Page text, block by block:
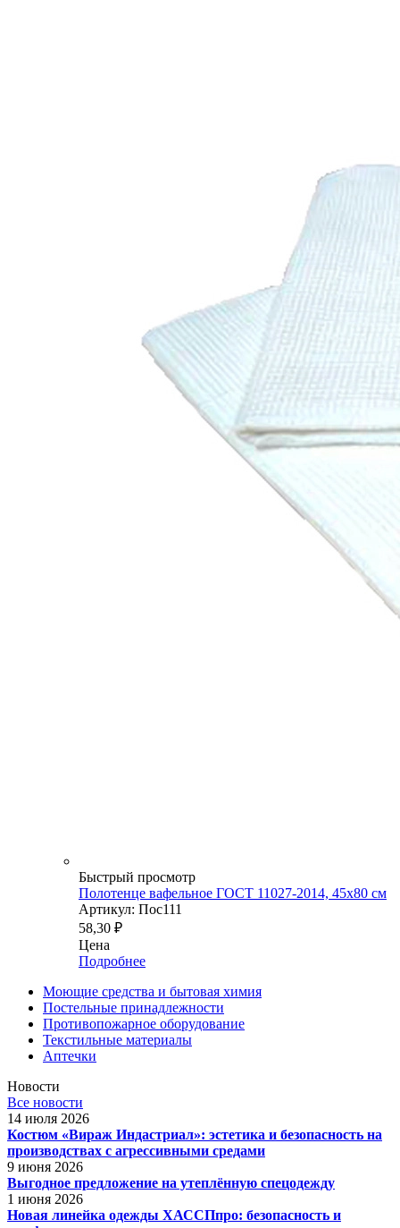
Быстрый просмотр
Полотенце вафельное ГОСТ 11027-2014, 45х80 см
Артикул: Пос111
58,30 ₽
Цена
Подробнее
Моющие средства и бытовая химия
Постельные принадлежности
Противопожарное оборудование
Текстильные материалы
Аптечки
Новости
Все новости
14 июля 2026
Костюм «Вираж Индастриал»: эстетика и безопасность на
производствах с агрессивными средами
9 июня 2026
Выгодное предложение на утеплённую спецодежду
1 июня 2026
Новая линейка одежды ХАССПпро: безопасность и